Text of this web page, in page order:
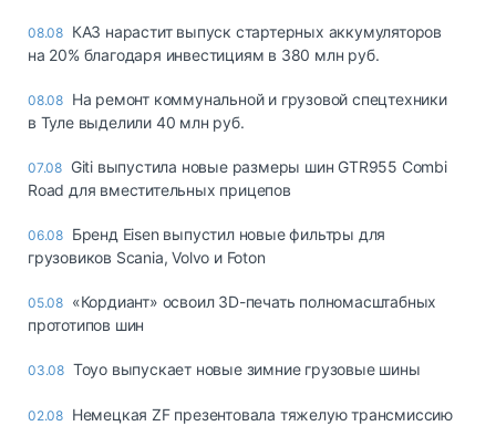
08.08 КАЗ нарастит выпуск стартерных аккумуляторов
на 20% благодаря инвестициям в 380 млн руб.
08.08 На ремонт коммунальной и грузовой спецтехники
в Туле выделили 40 млн руб.
07.08 Giti выпустила новые размеры шин GTR955 Combi
Road для вместительных прицепов
06.08 Бренд Eisen выпустил новые фильтры для
грузовиков Scania, Volvo и Foton
05.08 «Кордиант» освоил 3D-печать полномасштабных
прототипов шин
03.08 Toyo выпускает новые зимние грузовые шины
02.08 Немецкая ZF презентовала тяжелую трансмиссию